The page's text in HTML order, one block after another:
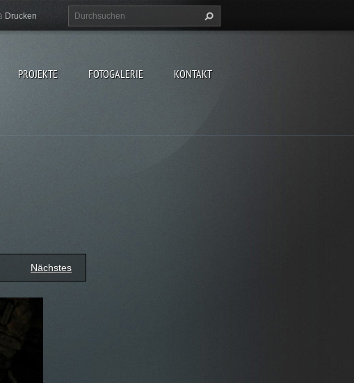
PROJEKTE FOTOGALERIE KONTAKT
Drucken
Nächstes